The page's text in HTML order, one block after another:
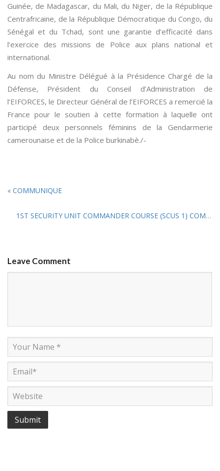
Guinée, de Madagascar, du Mali, du Niger, de la République
Centrafricaine, de la République Démocratique du Congo, du
Sénégal et du Tchad, sont une garantie d’efficacité dans
l’exercice des missions de Police aux plans national et
international.
Au nom du Ministre Délégué à la Présidence Chargé de la
Défense, Président du Conseil d’Administration de
l’EIFORCES, le Directeur Général de l’EIFORCES a remercié la
France pour le soutien à cette formation à laquelle ont
participé deux personnels féminins de la Gendarmerie
camerounaise et de la Police burkinabè./-
« COMMUNIQUE
1ST SECURITY UNIT COMMANDER COURSE (SCUS 1) COMES UP TRUMPS
Leave Comment